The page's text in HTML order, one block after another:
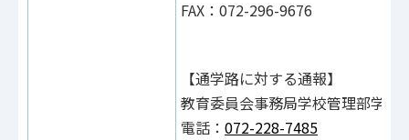
FAX：072-296-9676
【通学路に対する通報】
教育委員会事務局学校管理部学務
電話： 072-228-7485